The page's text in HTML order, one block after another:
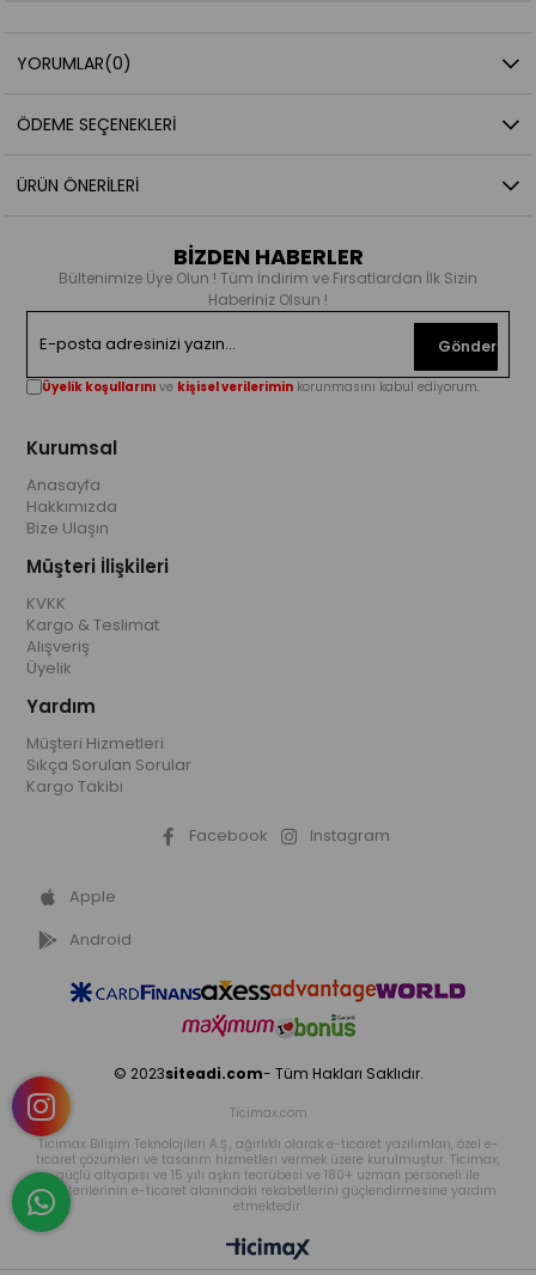
YORUMLAR(0)
ÖDEME SEÇENEKLERI
ÜRÜN ÖNERILERI
BİZDEN HABERLER
Bültenimize Üye Olun ! Tüm İndirim ve Fırsatlardan İlk Sizin
Haberiniz Olsun !
Gönder
Üyelik koşullarını ve kişisel verilerimin korunmasını kabul ediyorum.
Kurumsal
Anasayfa
Hakkımızda
Bize Ulaşın
Müşteri İlişkileri
KVKK
Kargo & Teslimat
Alışveriş
Üyelik
Yardım
Müşteri Hizmetleri
Sıkça Sorulan Sorular
Kargo Takibi
Facebook Instagram
Apple
Android
© 2023siteadi.com- Tüm Hakları Saklıdır.
Ticimax.com
Ticimax Bilişim Teknolojileri A.Ş., ağırlıklı olarak e-ticaret yazılımları, özel e-
ticaret çözümleri ve tasarım hizmetleri vermek üzere kurulmuştur. Ticimax,
güçlü altyapısı ve 15 yılı aşkın tecrübesi ve 180+ uzman personeli ile
müşterilerinin e-ticaret alanındaki rekabetlerini güçlendirmesine yardım
etmektedir.